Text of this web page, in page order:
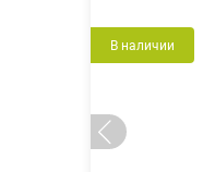
В наличии